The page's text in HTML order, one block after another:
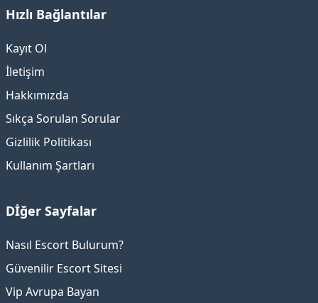
Hızlı Bağlantılar
Kayıt Ol
İletişim
Hakkımızda
Sıkça Sorulan Sorular
Gizlilik Politikası
Kullanım Şartları
Dİğer Sayfalar
Nasıl Escort Bulurum?
Güvenilir Escort Sitesi
Vip Avrupa Bayan